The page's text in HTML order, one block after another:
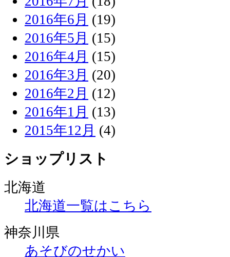
2016年6月 (19)
2016年5月 (15)
2016年4月 (15)
2016年3月 (20)
2016年2月 (12)
2016年1月 (13)
2015年12月 (4)
ショップリスト
北海道
北海道一覧はこちら
神奈川県
あそびのせかい